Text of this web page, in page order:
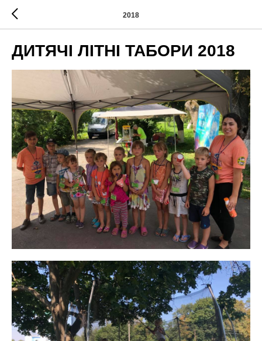
2018
ДИТЯЧІ ЛІТНІ ТАБОРИ 2018